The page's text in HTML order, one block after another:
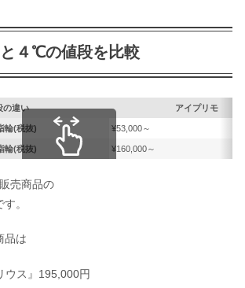
４℃の値段を比較
の違い アイプリモ
輪(税抜) ¥53,000～
輪(税抜) ¥160,000～
売商品の
す。
品は
ウス』195,000円